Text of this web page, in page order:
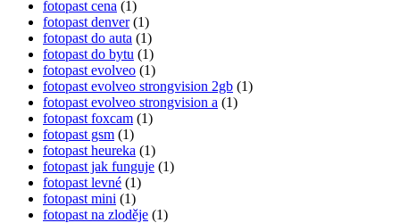
fotopast cena (1)
fotopast denver(1)
fotopast do auta (1)
fotopast do bytu (1)
fotopast evolveo (1)
fotopast evolveo strongvision 2gb (1)
fotopast evolveo strongvision a (1)
fotopast foxcam (1)
fotopast gsm (1)
fotopast heureka (1)
fotopast jak funguje (1)
fotopast levné (1)
fotopast mini (1)
fotopast na zloděje (1)